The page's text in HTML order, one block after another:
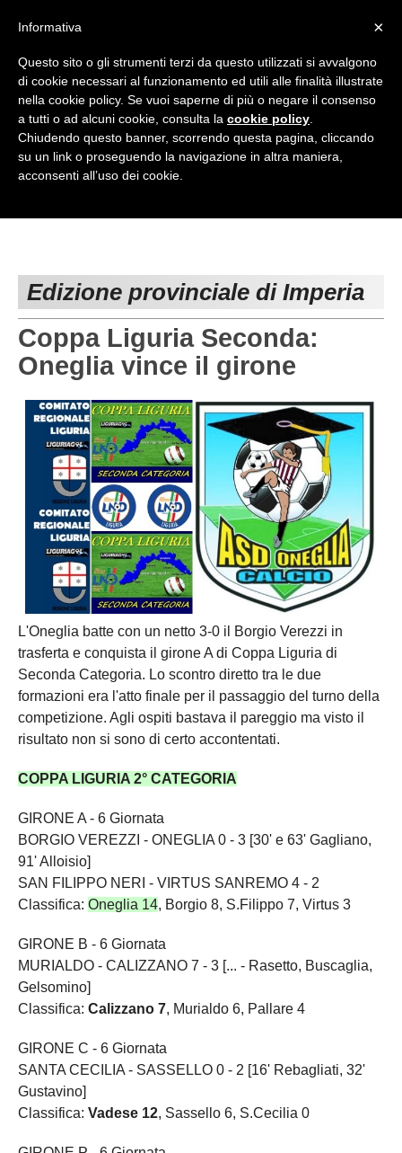
Top Menu
HOME
Accedi / Registrati
PROVINCE
GENOVA
IMPERIA
LA SPEZIA
Carica la tua Rosa
NAZIONALI
REGIONALI
Edizione provinciale di Imperia
Coppa Liguria Seconda:
Oneglia vince il girone
L'Oneglia batte con un netto 3-0 il Borgio Verezzi in
trasferta e conquista il girone A di Coppa Liguria di
Seconda Categoria. Lo scontro diretto tra le due
formazioni era l'atto finale per il passaggio del turno della
competizione. Agli ospiti bastava il pareggio ma visto il
risultato non si sono di certo accontentati.
COPPA LIGURIA 2° CATEGORIA
GIRONE A - 6 Giornata
BORGIO VEREZZI - ONEGLIA 0 - 3 [30' e 63' Gagliano,
91' Alloisio]
SAN FILIPPO NERI - VIRTUS SANREMO 4 - 2
Classifica: Oneglia 14, Borgio 8, S.Filippo 7, Virtus 3
GIRONE B - 6 Giornata
MURIALDO - CALIZZANO 7 - 3 [... - Rasetto, Buscaglia,
Gelsomino]
Classifica: Calizzano 7, Murialdo 6, Pallare 4
GIRONE C - 6 Giornata
SANTA CECILIA - SASSELLO 0 - 2 [16' Rebagliati, 32'
Gustavino]
Classifica: Vadese 12, Sassello 6, S.Cecilia 0
×
Informativa
Questo sito o gli strumenti terzi da questo utilizzati si avvalgono
di cookie necessari al funzionamento ed utili alle finalità illustrate
nella cookie policy. Se vuoi saperne di più o negare il consenso
a tutti o ad alcuni cookie, consulta la cookie policy
Chiudendo questo banner, scorrendo questa pagina, cliccando
su un link o proseguendo la navigazione in altra maniera,
acconsenti all’uso dei cookie.